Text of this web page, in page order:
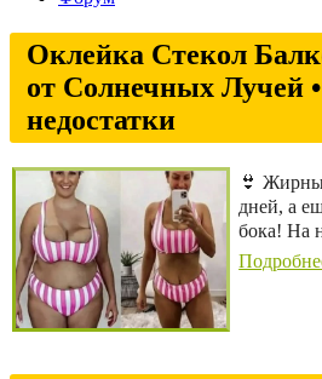
Оклейка Стекол
от Солнечных Лучей
недостатки
👙
дней, а
бока! На